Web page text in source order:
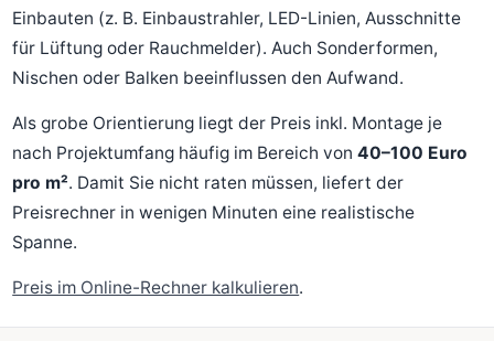
Einbauten (z. B. Einbaustrahler, LED-Linien, Ausschnitte
für Lüftung oder Rauchmelder). Auch Sonderformen,
Nischen oder Balken beeinflussen den Aufwand.
Als grobe Orientierung liegt der Preis inkl. Montage je
nach Projektumfang häufig im Bereich von40–100 Euro
pro m². Damit Sie nicht raten müssen, liefert der
Preisrechner in wenigen Minuten eine realistische
Spanne.
Preis im Online-Rechner kalkulieren.